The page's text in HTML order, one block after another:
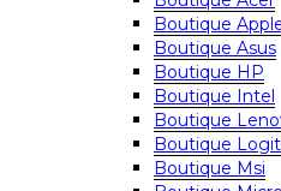
Boutique
Boutique Asus
Boutique HP
Boutique Intel
Boutique
Boutique
Boutique Msi